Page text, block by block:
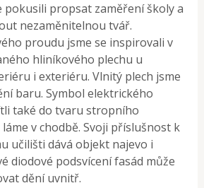
pokusili propsat zaměření školy a
nezaměnitelnou tvář.
proudu jsme se inspirovali v
hliníkového plechu u
i exteriéru. Vlnitý plech jsme
baru. Symbol elektrického
také do tvaru stropního
v chodbě. Svoji příslušnost k
učilišti dává objekt najevo i
diodové podsvícení fasád může
dění uvnitř.